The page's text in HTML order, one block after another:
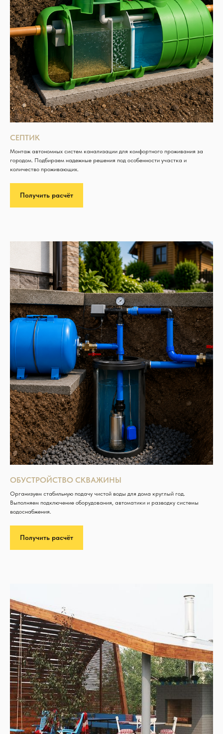
СЕПТИК
Монтаж автономных систем канализации для комфортного проживания за
городом. Подбираем надежные решения под особенности участка и
количество проживающих.
Получить расчёт
ОБУСТРОЙСТВО СКВАЖИНЫ
Организуем стабильную подачу чистой воды для дома круглый год.
Выполняем подключение оборудования, автоматики и разводку системы
водоснабжения.
Получить расчёт